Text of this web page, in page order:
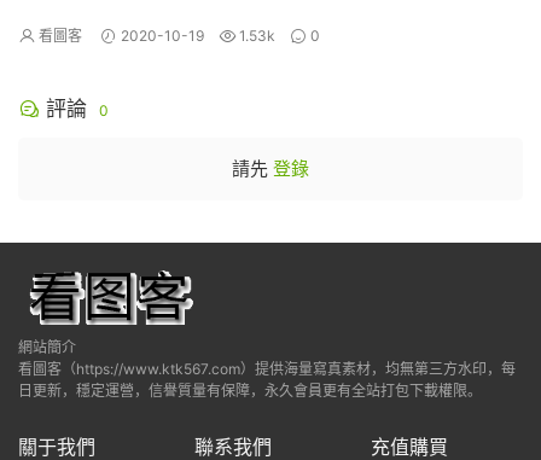
看圖客 2020-10-19 1.53k 0
評論 0
請先 登錄
網站簡介
看圖客（https://www.ktk567.com）提供海量寫真素材，均無第三方水印，每
日更新，穩定運營，信譽質量有保障，永久會員更有全站打包下載權限。
關于我們 聯系我們 充值購買